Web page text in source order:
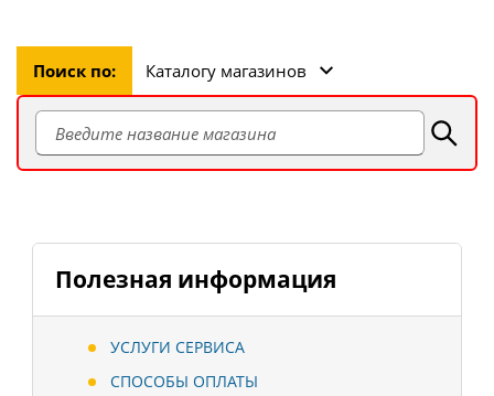
Поиск по: Каталогу магазинов
Полезная информация
УСЛУГИ СЕРВИСА
СПОСОБЫ ОПЛАТЫ